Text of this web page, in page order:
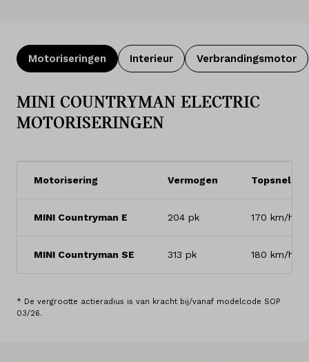
Motoriseringen Interieur Verbrandingsmotor
MINI COUNTRYMAN ELECTRIC
MOTORISERINGEN
Motorisering Vermogen
MINI Countryman E 204 pk 170 km/h
MINI Countryman SE 313 pk 180 km/h
* De vergrootte actieradius is van kracht bij/vanaf modelcode SOP
03/26.